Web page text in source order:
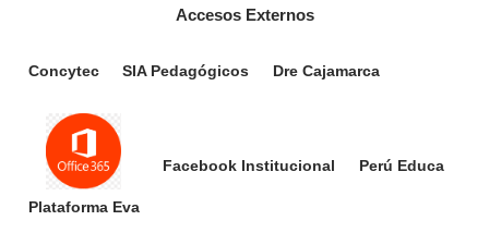
Accesos Externos
Concytec SIA Pedagógicos Dre Cajamarca
Plataforma Eva
Facebook Institucional Perú Educa